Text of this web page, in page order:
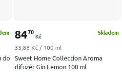
do Sweet Home Collection Aroma
difuzér Gin Lemon 100 ml
Skladem
8470
Kč
Měrná cena:
33,88 Kč / 100 ml